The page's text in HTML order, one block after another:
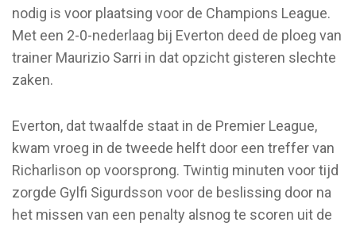
nodig is voor plaatsing voor de Champions League.
Met een 2-0-nederlaag bij Everton deed de ploeg van
trainer Maurizio Sarri in dat opzicht gisteren slechte
zaken.
Everton, dat twaalfde staat in de Premier League,
kwam vroeg in de tweede helft door een treffer van
Richarlison op voorsprong. Twintig minuten voor tijd
zorgde Gylfi Sigurdsson voor de beslissing door na
het missen van een penalty alsnog te scoren uit de